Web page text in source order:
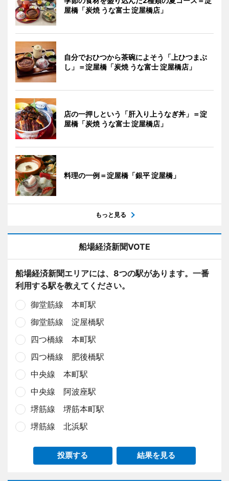
屋橋「炭焼 うな富士 淀屋橋店」
自分でおひつから茶碗によそう「上ひつまぶ
し」＝淀屋橋「炭焼 うな富士 淀屋橋店」
店の一押しという「肝入り上うなぎ丼」＝淀
屋橋「炭焼 うな富士 淀屋橋店」
料理の一例＝淀屋橋「銀平 淀屋橋」
もっと見る
船場経済新聞VOTE
船場経済新聞エリアには、8つの駅があります。一番
利用する駅を教えてください。
御堂筋線 本町駅
御堂筋線 淀屋橋駅
四つ橋線 本町駅
四つ橋線 肥後橋駅
中央線 本町駅
中央線 阿波座駅
堺筋線 堺筋本町駅
堺筋線 北浜駅
投票する 結果を見る